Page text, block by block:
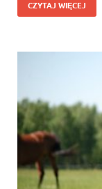
CZYTAJ WIĘCEJ